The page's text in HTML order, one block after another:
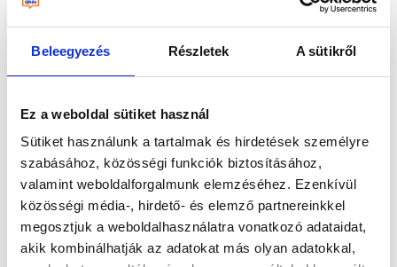
Beleegyezés Részletek A sütikről
Ez a weboldal sütiket használ
Sütiket használunk a tartalmak és hirdetések személyre
szabásához, közösségi funkciók biztosításához,
valamint weboldalforgalmunk elemzéséhez. Ezenkívül
közösségi média-, hirdető- és elemző partnereinkkel
megosztjuk a weboldalhasználatra vonatkozó adataidat,
akik kombinálhatják az adatokat más olyan adatokkal,